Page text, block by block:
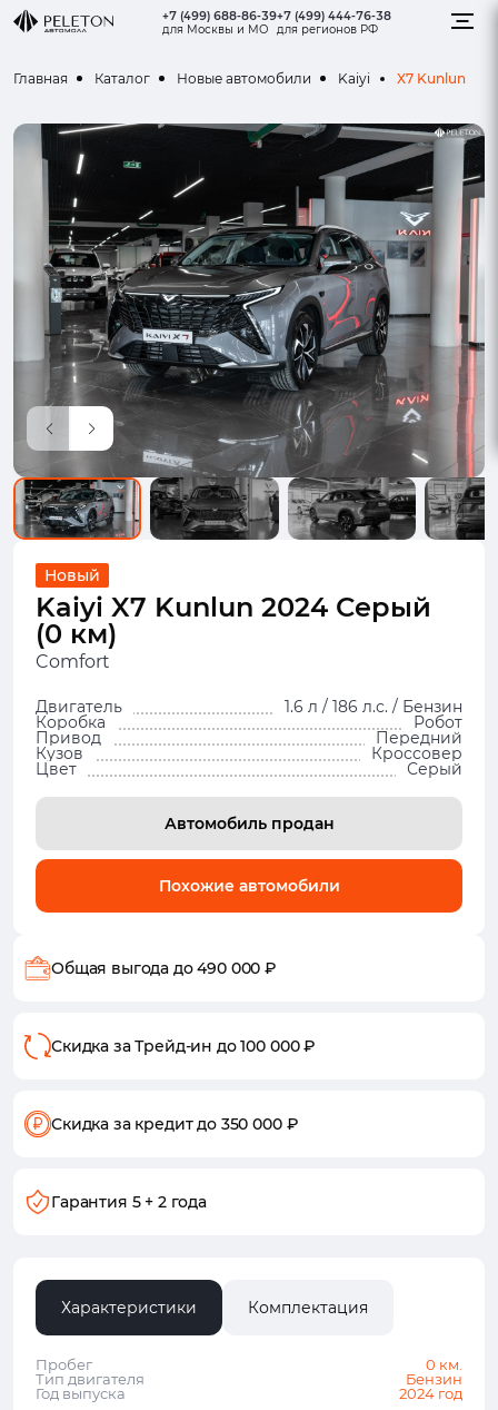
+7 (499) 688-86-39
для Москвы и МО
+7 (499) 444-76-38
для регионов РФ
Главная Каталог Новые автомобили Kaiyi X7 Kunlun
Новый
Kaiyi X7 Kunlun 2024 Серый
(0 км)
Comfort
Двигатель 1.6 л / 186 л.с. / Бензин
Коробка Робот
Привод Передний
Кузов Кроссовер
Цвет Серый
Автомобиль продан
Похожие автомобили
Общая выгода до 490 000 ₽
Скидка за Трейд-ин до 100 000 ₽
Скидка за кредитдо 350 000 ₽
Гарантия 5 + 2 года
Характеристики Комплектация
Пробег
0 км.
Тип двигателя
Бензин
Год выпуска
2024 год